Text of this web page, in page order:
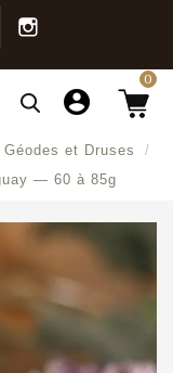
Pinterest
0
Géodes et Druses
— 60 à 85g